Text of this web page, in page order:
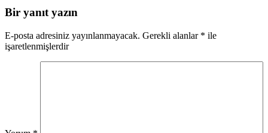
Bir yanıt yazın
E-posta adresiniz yayınlanmayacak. Gerekli alanlar * ile
işaretlenmişlerdir